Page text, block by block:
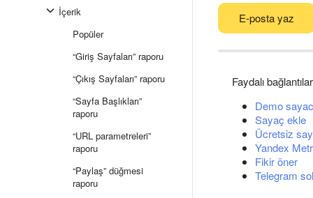
İçerik
Popüler
“Giriş Sayfaları” raporu
“Çıkış Sayfaları” raporu
“Sayfa Başlıkları”
raporu
“URL parametreleri”
raporu
“Paylaş” düğmesi
raporu
E-posta yaz
Faydalı bağlantılar
Demo
Sayaç ekle
Ücretsiz
Yandex
Fikir öner
Telegram